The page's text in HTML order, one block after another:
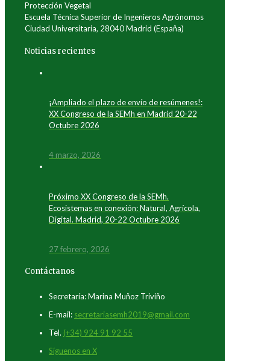
Protección Vegetal
Escuela Técnica Superior de Ingenieros Agrónomos
Ciudad Universitaria, 28040 Madrid (España)
Noticias recientes
¡Ampliado el plazo de envío de resúmenes!:
XX Congreso de la SEMh en Madrid 20-22
Octubre 2026
4 marzo, 2026
Próximo XX Congreso de la SEMh.
Ecosistemas en conexión: Natural, Agrícola,
Digital. Madrid, 20-22 Octubre 2026
27 febrero, 2026
Contáctanos
Secretaría: Marina Muñoz Triviño
E-mail: secretariasemh2019@gmail.com
Tel. (+34) 924 91 92 55
Síguenos en X